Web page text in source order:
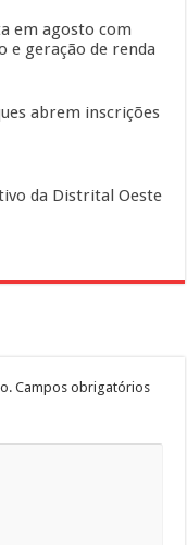
em agosto com
e geração de renda
abrem inscrições
da Distrital Oeste
Campos obrigatórios